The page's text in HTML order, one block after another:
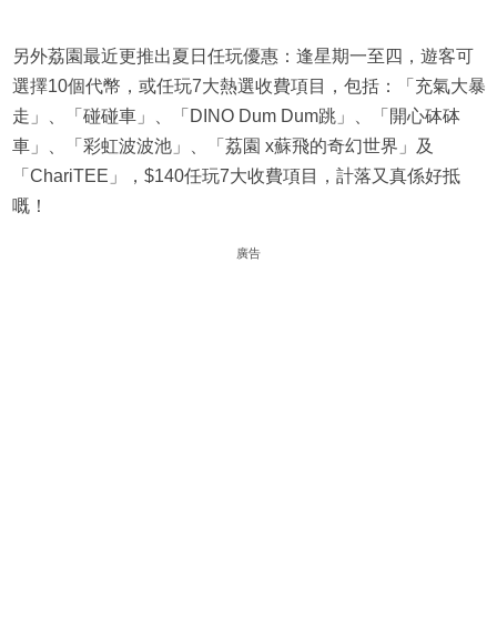
另外荔園最近更推出夏日任玩優惠：逢星期一至四，遊客可
選擇10個代幣，或任玩7大熱選收費項目，包括：「充氣大暴
走」、「碰碰車」、「DINO Dum Dum跳」、「開心砵砵
車」、「彩虹波波池」、「荔園 x蘇飛的奇幻世界」及
「ChariTEE」，$140任玩7大收費項目，計落又真係好抵
嘅！
廣告